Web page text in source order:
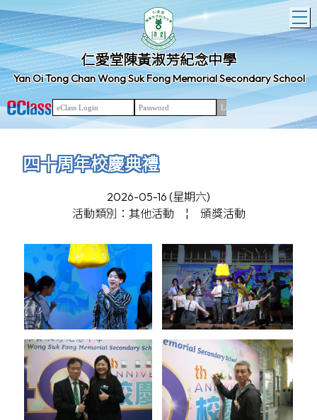
仁愛堂陳黃淑芳紀念中學
Yan Oi Tong Chan Wong Suk Fong Memorial Secondary School
四十周年校慶典禮
2026-05-16 (星期六)
活動類別：其他活動
¦ 頒獎活動